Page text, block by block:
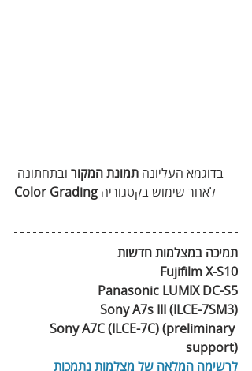
בדוגמא העליונה תמונת המקור ובתחתונה
לאחר שימוש בקטגוריה Color Grading
תמיכה‭ ‬במצלמות‭ ‬חדשות
‬Fujifilm X-S10
‭ ‬Panasonic LUMIX DC-S5
‭ ‬Sony A7s III‭ (‬ILCE-7SM3‭)‬
‭ ‬Sony A7C‭ (‬ILCE-7C‭) (‬preliminary
support‭)‬
לרשימה‭ ‬המלאה‭ ‬של‭ ‬מצלמות‭ ‬נתמכות